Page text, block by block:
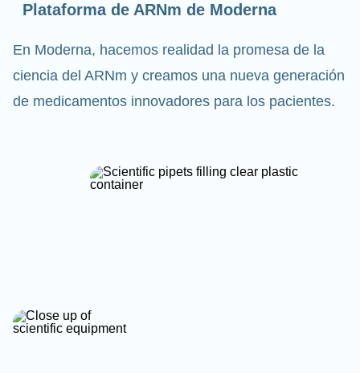
Plataforma de ARNm de Moderna
En Moderna, hacemos realidad la promesa de la
ciencia del ARNm y creamos una nueva generación
de medicamentos innovadores para los pacientes.